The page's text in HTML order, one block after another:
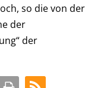
so die von der
der
der